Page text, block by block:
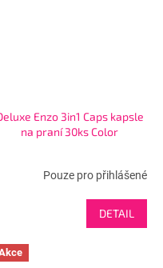
Enzo 3in1 Caps kapsle
na praní 30ks Color
Pouze pro přihlášené
DETAIL